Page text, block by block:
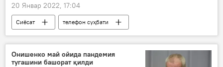
20 Январ 2022, 17:04
Сиёсат
телефон суҳбати
Шавкат Мирзиёев
Қасим-Жомарт Тоқаев
Онишенко май ойида пандемия
тугашини башорат қилди